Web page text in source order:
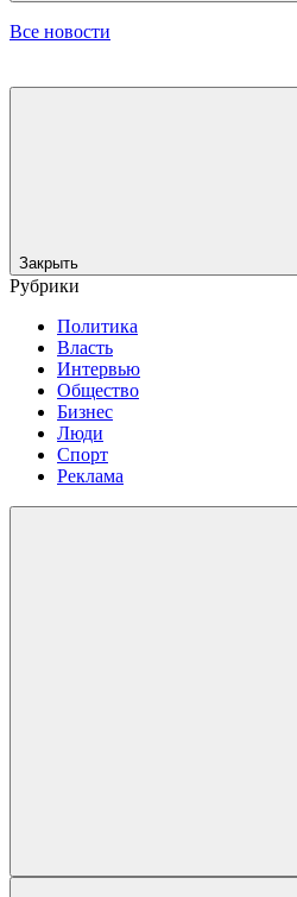
Все новости
Закрыть
Рубрики
Политика
Власть
Интервью
Общество
Бизнес
Люди
Спорт
Реклама